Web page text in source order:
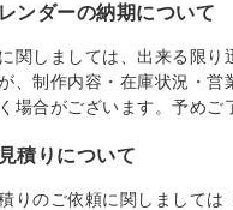
ンダーの納期について
関しましては、出来る限り
、制作内容・在庫状況・営
場合がございます。予めご
積りについて
りのご依頼に関しましては